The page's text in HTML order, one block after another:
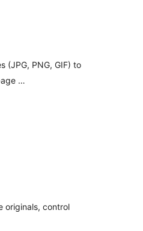
(JPG, PNG, GIF) to
…
originals, control